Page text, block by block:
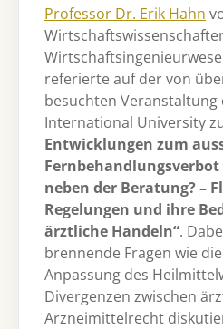
Professor Dr. Erik Hahn
referierte auf der von
besuchten Veranstaltung
International University
Entwicklungen zum
neben der Beratung? –
Regelungen und ihre
ärztliche Handeln“.
brennende Fragen wie
Anpassung des
Divergenzen zwischen
Arzneimittelrecht